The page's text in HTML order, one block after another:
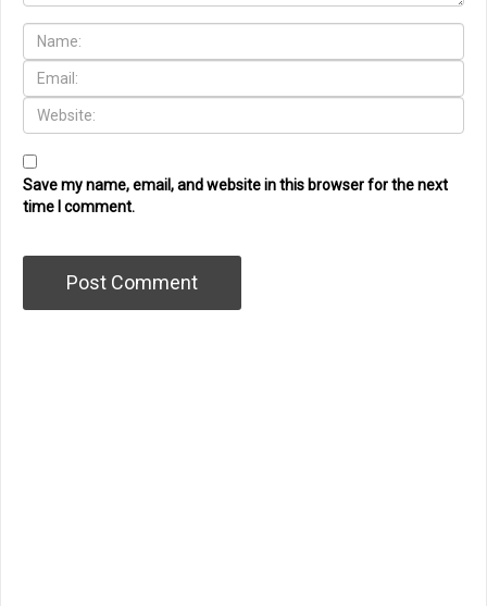
Save my name, email, and website in this browser for the next
time I comment.